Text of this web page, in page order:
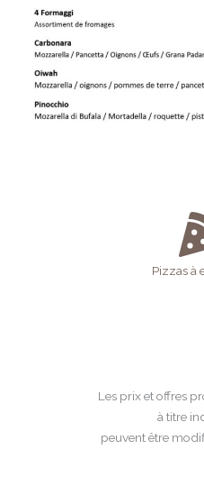
Pizzas à
Les prix et offres
à titre
peuvent être